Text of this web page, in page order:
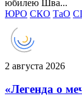
юбилею Шва...
ЮРО СКО ТаО
2 августа 2026
«Легенда о